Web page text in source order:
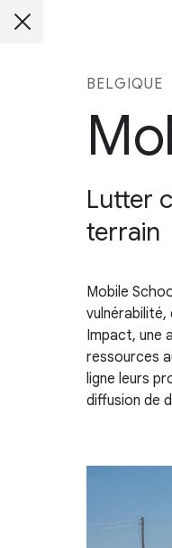
BELGIQUE
Lutter
terrain
Mobile
Impact, une
ressources
ligne leurs
diffusion de